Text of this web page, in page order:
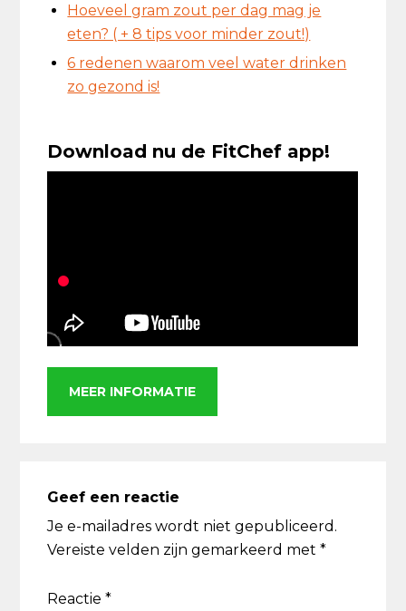
Hoeveel gram zout per dag mag je
eten? ( + 8 tips voor minder zout!)
6 redenen waarom veel water drinken
zo gezond is!
Download nu de FitChef app!
MEER INFORMATIE
Interacties
Geef een reactie
Je e-mailadres wordt niet gepubliceerd.
Vereiste velden zijn gemarkeerd met*
Reactie*